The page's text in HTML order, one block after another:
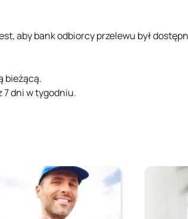
aby bank odbiorcy przelewu był
bieżącą.
7 dni w tygodniu.